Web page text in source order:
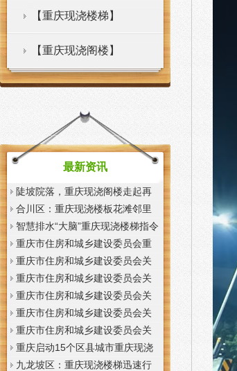
【重庆现浇楼梯】
【重庆现浇阁楼】
最新资讯
陡坡院落，重庆现浇阁楼走起再
也不慌了——山城重庆无障碍环
境建设有了新解法
合川区：重庆现浇楼板花滩邻里
中心获央视聚焦报道
智慧排水“大脑”重庆现浇楼梯指令
一发抢险队伍顷刻到位
重庆市住房和城乡建设委员会重
庆市城市管理局关于印发重庆市
租赁住房有关标准的重庆现浇楼
梯通知
重庆市住房和城乡建设委员会关
于征求《装配式混凝土少支撑免
支撑系统表示方法及示例（征求
意见稿）》意见的重庆现浇公司
通知
重庆市住房和城乡建设委员会关
于重庆梦之域建筑工程有限公司
等8家建筑业企业资质证书换领的
重庆门面现浇加层公告
重庆市住房和城乡建设委员会关
于公布2026年第7批建筑施工安管
人员安全生产考核合格证书名单
的重庆门面现浇加层公告
重庆市住房和城乡建设委员会关
于公布2026年第21批建筑施工特
种作业人员操作资格证书名单的
重庆门面现浇加层公告
重庆市住房和城乡建设委员会关
于公布2026年第九批建设工程勘
察设计企业资质名单的重庆现浇
重庆启动15个区县城市重庆现浇
楼梯内涝灾害Ⅳ级防御响应
九龙坡区：重庆现浇楼梯迅速行